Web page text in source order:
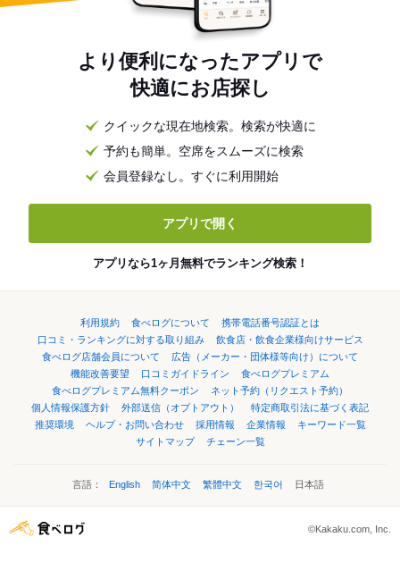
より便利になったアプリで
快適にお店探し
クイックな現在地検索。検索が快適に
予約も簡単。空席をスムーズに検索
会員登録なし。すぐに利用開始
アプリで開く
アプリなら1ヶ月無料でランキング検索！
利用規約 食べログについて
携帯電話番号認証とは
口コミ・ランキングに対する取り組み
飲食店・飲食企業様向けサービス
食べログ店舗会員について
広告（メーカー・団体様等向け）について
機能改善要望
口コミガイドライン
食べログプレミアム
食べログプレミアム無料クーポン
ネット予約（リクエスト予約）
個人情報保護方針
外部送信（オプトアウト）
特定商取引法に基づく表記
推奨環境
ヘルプ・お問い合わせ 採用情報 企業情報
キーワード一覧
サイトマップ
チェーン一覧
言語： English 简体中文 繁體中文 한국어 日本語
©Kakaku.com, Inc.